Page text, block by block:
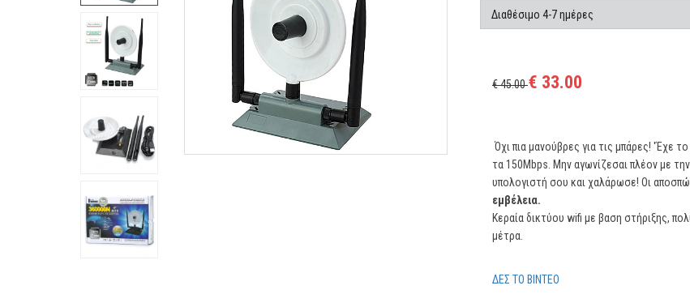
Διαθέσιμο 4-7 ημέρες
€ 45.00€ 33.00
Όχι πια μανούβρες για τις μπάρες! 'Έχε
τα 150Mbps. Μην αγωνίζεσαι πλέον με
υπολογιστή σου και χαλάρωσε! Οι
εμβέλεια.
Κεραία δικτύου wifi με βαση στήριξης,
μέτρα.
ΔΕΣ ΤΟ ΒΙΝΤΕΟ